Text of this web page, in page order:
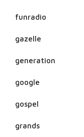
funradio
gazelle
generation
google
gospel
grands